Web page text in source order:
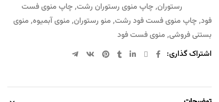
رستوران,چاپ منوی رستوران رشت,چاپ منوی فست
فود,چاپ منوی فست فود رشت, منو رستوران, منوی آبمیوه, منوی
بستنی فروشی, منوی فست فود
اشتراک گذاری: